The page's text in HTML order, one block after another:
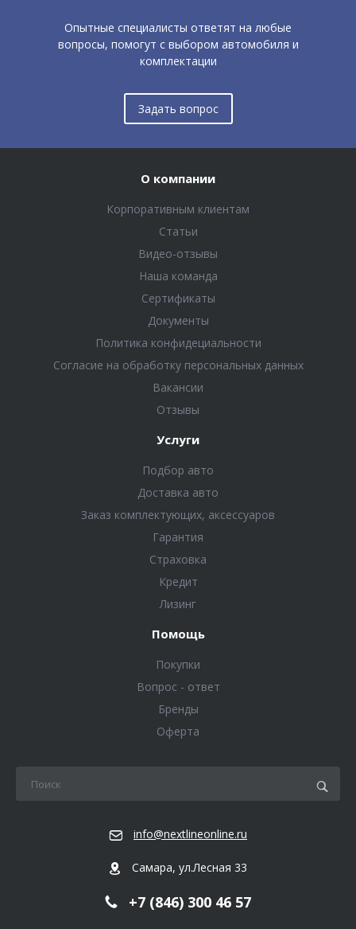
Опытные специалисты ответят на любые
вопросы, помогут с выбором автомобиля и
комплектации
Задать вопрос
О компании
Корпоративным клиентам
Статьи
Видео-отзывы
Наша команда
Сертификаты
Документы
Политика конфидециальности
Согласие на обработку персональных данных
Вакансии
Отзывы
Услуги
Подбор авто
Доставка авто
Заказ комплектующих, аксессуаров
Гарантия
Страховка
Кредит
Лизинг
Помощь
Покупки
Вопрос - ответ
Бренды
Оферта
info@nextlineonline.ru
Самара, ул.Лесная 33
+7 (846) 300 46 57